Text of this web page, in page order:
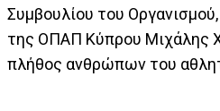
Συμβουλίου του
της ΟΠΑΠ Κύπρου Μιχάλης
πλήθος ανθρώπων του